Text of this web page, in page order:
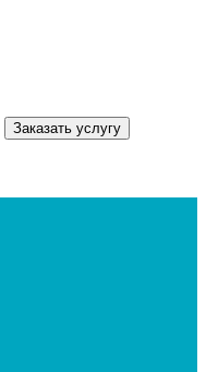
Заказать услугу